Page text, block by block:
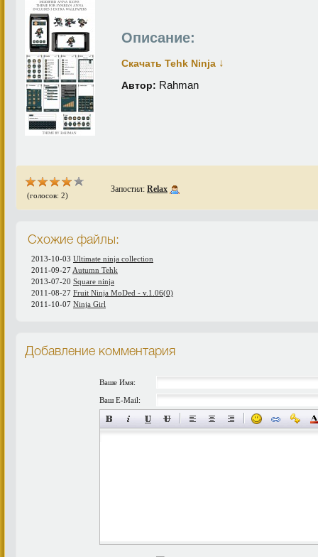
Описание:
Скачать Tehk Ninja ↓
Автор: Rahman
(голосов: 2)
Запостил: Relax
Схожие файлы:
2013-10-03 Ultimate ninja collection
2011-09-27 Autumn Tehk
2013-07-20 Square ninja
2011-08-27 Fruit Ninja MoDed - v.1.06(0)
2011-10-07 Ninja Girl
Добавление комментария
Ваше Имя:
Ваш E-Mail: